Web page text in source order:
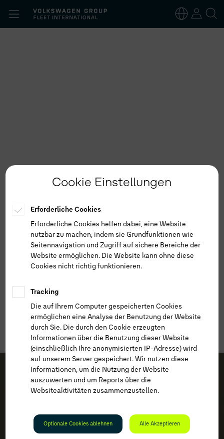
Cookie Einstellungen
Erforderliche Cookies
Erforderliche Cookies helfen dabei, eine Website
nutzbar zu machen, indem sie Grundfunktionen wie
Seitennavigation und Zugriff auf sichere Bereiche der
Website ermöglichen. Die Website kann ohne diese
Cookies nicht richtig funktionieren.
Tracking
Die auf Ihrem Computer gespeicherten Cookies
ermöglichen eine Analyse der Benutzung der Website
durch Sie. Die durch den Cookie erzeugten
Informationen über die Benutzung dieser Website
(einschließlich Ihre anonymisierten IP-Adresse) wird
auf unserem Server gespeichert. Wir nutzen diese
Informationen, um die Nutzung der Website
auszuwerten und um Reports über die
Websiteaktivitäten zusammenzustellen.
Optionale Cookies ablehnen Alle Akzeptieren
nach: